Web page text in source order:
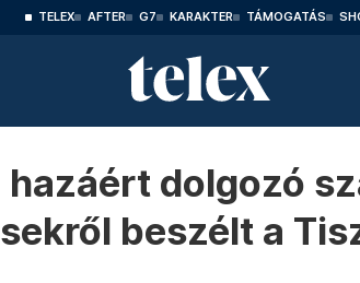
TELEX AFTER G7 KARAKTER TÁMOGATÁS
dolgozó
beszélt a